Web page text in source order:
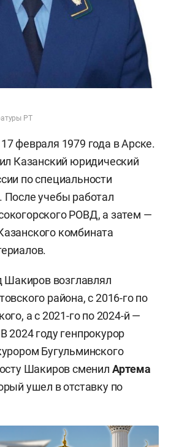
РТ
февраля 1979 года в Арске.
Казанский юридический
по специальности
После учебы работал
РОВД, а затем —
комбината
Шакиров возглавлял
района, с 2016-го по
а с 2021-го по 2024-й —
2024 году генпрокурор
Бугульминского
Шакиров сменил Артема
ушел в отставку по